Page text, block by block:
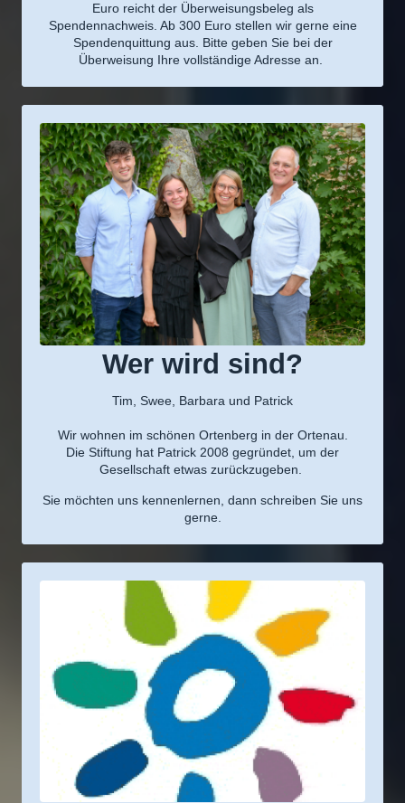
Euro reicht der Überweisungsbeleg als
Spendennachweis. Ab 300 Euro stellen wir gerne eine
Spendenquittung aus. Bitte geben Sie bei der
Überweisung Ihre vollständige Adresse an.
Wer wird sind?
Tim, Swee, Barbara und Patrick
Wir wohnen im schönen Ortenberg in der Ortenau.
Die Stiftung hat Patrick 2008 gegründet, um der
Gesellschaft etwas zurückzugeben.
Sie möchten uns kennenlernen, dann schreiben Sie uns
gerne.